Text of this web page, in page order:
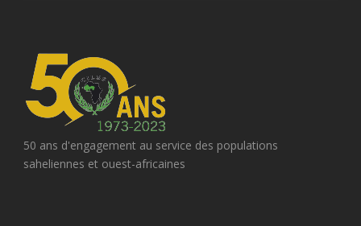
50 ans d'engagement au service des populations
saheliennes et ouest-africaines